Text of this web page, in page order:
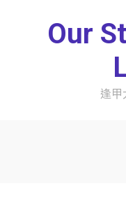
Our
逢甲